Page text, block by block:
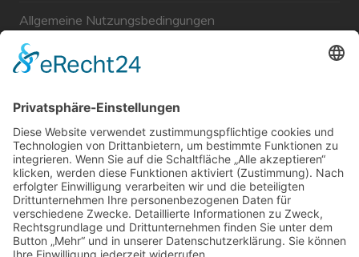
Allgemeine Nutzungsbedingungen
Links
Unabhängige WählerGemeinschaft Gröbenzell
Wir sind ein Querschnitt der Gesellschaft bezüglich des
Alters, der Berufe, Herkunft, Interessen und Ansichten.
Bei uns kann man nicht Mitglied werden und wir haben
keine starren Strukturen, aber dafür viel Energie und